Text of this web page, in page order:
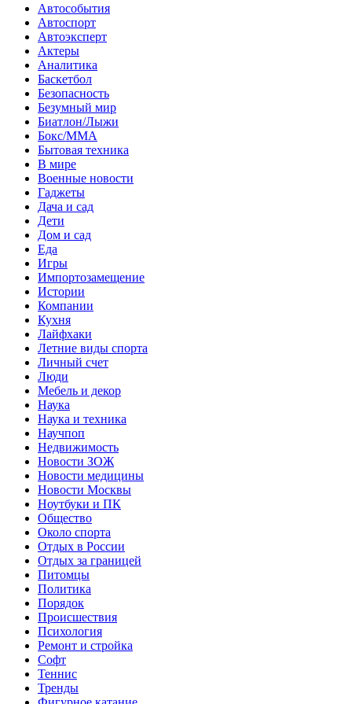
Автособытия
Автоспорт
Автоэксперт
Актеры
Аналитика
Баскетбол
Безопасность
Безумный мир
Биатлон/Лыжи
Бокс/MMA
Бытовая техника
В мире
Военные новости
Гаджеты
Дача и сад
Дети
Дом и сад
Еда
Игры
Импортозамещение
Истории
Компании
Кухня
Лайфхаки
Летние виды спорта
Личный счет
Люди
Мебель и декор
Наука
Наука и техника
Научпоп
Недвижимость
Новости ЗОЖ
Новости медицины
Новости Москвы
Ноутбуки и ПК
Общество
Около спорта
Отдых в России
Отдых за границей
Питомцы
Политика
Порядок
Происшествия
Психология
Ремонт и стройка
Софт
Теннис
Тренды